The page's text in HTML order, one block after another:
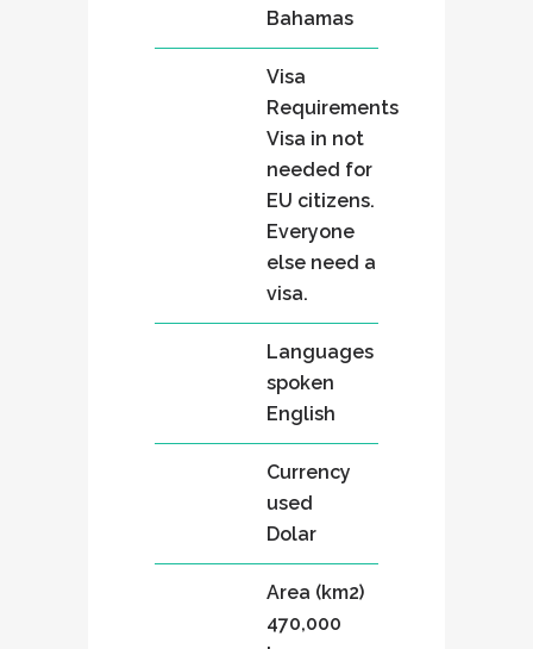
Bahamas
Visa
Requirements
Visa in not
needed for
EU citizens.
Everyone
else need a
visa.
Languages
spoken
English
Currency
used
Dolar
Area (km2)
470,000